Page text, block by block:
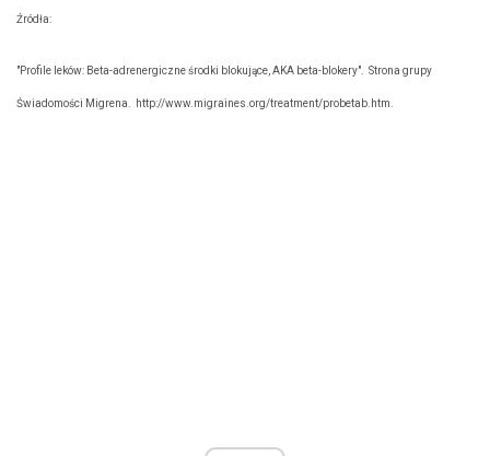
Źródła:
"Profile leków: Beta-adrenergiczne środki blokujące, AKA beta-blokery". Strona grupy
Świadomości Migrena. http://www.migraines.org/treatment/probetab.htm.